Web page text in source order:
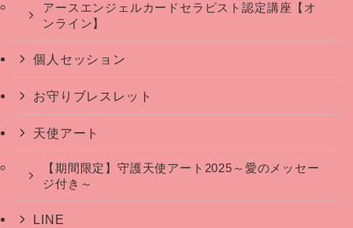
アースエンジェルカードセラピスト認定講座【オ
ンライン】
個人セッション
お守りブレスレット
天使アート
【期間限定】守護天使アート2025～愛のメッセー
ジ付き～
LINE